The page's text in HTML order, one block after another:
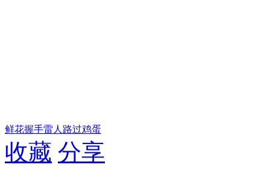
鲜花握手雷人 路过鸡蛋
收藏 分享